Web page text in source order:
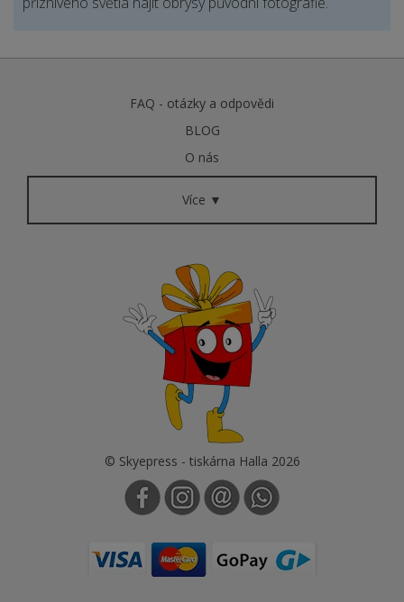
FAQ - otázky a odpovědi
BLOG
O nás
Více ▼
© Skyepress - tiskárna Halla 2026